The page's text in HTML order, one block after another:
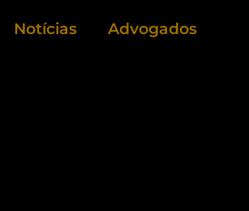
Notícias Advogados